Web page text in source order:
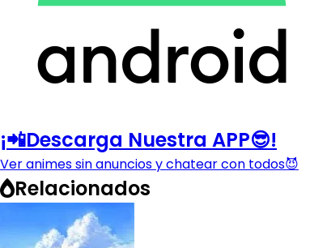
¡📲Descarga Nuestra APP😎!
Ver animes sin anuncios y chatear con todos😈
Relacionados